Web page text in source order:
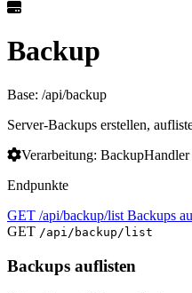
Backup
Base: /api/backup
Server-Backups erstellen,
Verarbeitung: BackupHandler
Endpunkte
GET /api/backup/list Backups
GET /api/backup/list
Backups auflisten